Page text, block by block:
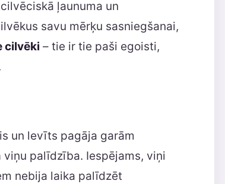
ļaunuma un
savu mērķu sasniegšanai,
cilvēki – tie ir tie paši egoisti,
un levīts pagāja garām
palīdzība. Iespējams, viņi
nebija laika palīdzēt